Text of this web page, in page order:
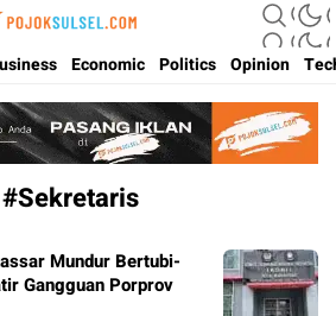
Pojoksulsel.com
Langsung di Pojoksulsel.com
Economic Politics Opinion
#Sekretaris
Mundur Bertubi-
Gangguan Porprov